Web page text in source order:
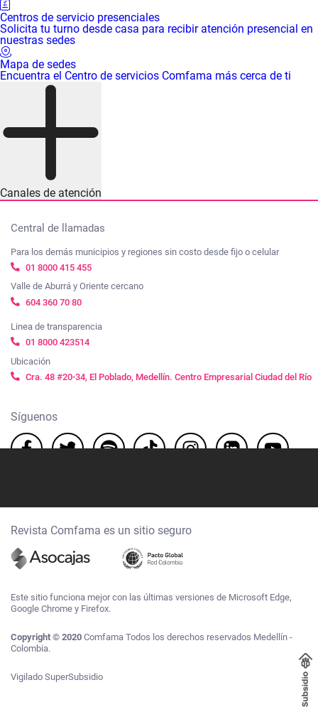
Centros de servicio presenciales
Solicita tu turno desde casa para recibir atención presencial en
nuestras sedes
Mapa de sedes
Encuentra el Centro de servicios Comfama más cerca de ti
Canales de atención
Central de llamadas
Para los demás municipios y regiones sin costo desde fijo o celular
01 8000 415 455
Valle de Aburrá y Oriente cercano
604 360 70 80
Linea de transparencia
01 8000 423514
Ubicación
Cra. 48 #20-34, El Poblado, Medellín. Centro Empresarial Ciudad del Río
Síguenos
Revista Comfama es un sitio seguro
Este sitio funciona mejor con las últimas versiones de Microsoft Edge,
Google Chrome y Firefox.
Copyright © 2020 Comfama Todos los derechos reservados Medellín -
Colombia.
Vigilado SuperSubsidio